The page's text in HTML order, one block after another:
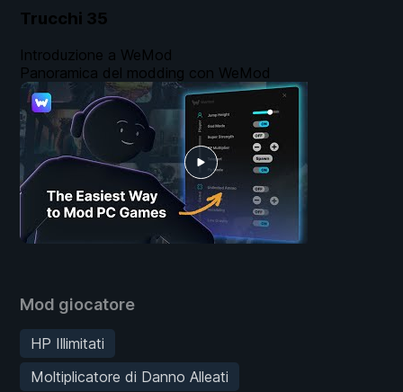
Trucchi 35
Mod giocatore
HP Illimitati
Moltiplicatore di Danno Alleati
Introduzione a WeMod
Panoramica del modding con WeMod